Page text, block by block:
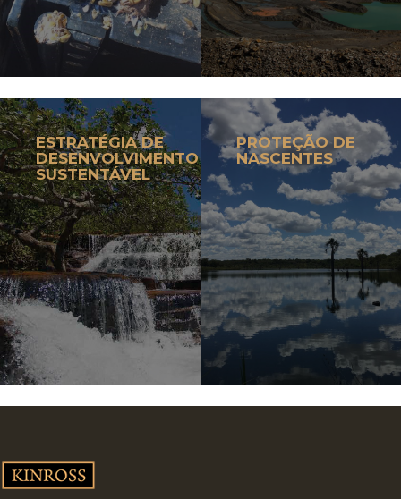
ESTRATÉGIA DE
DESENVOLVIMENTO
SUSTENTÁVEL
PROTEÇÃO DE
NASCENTES